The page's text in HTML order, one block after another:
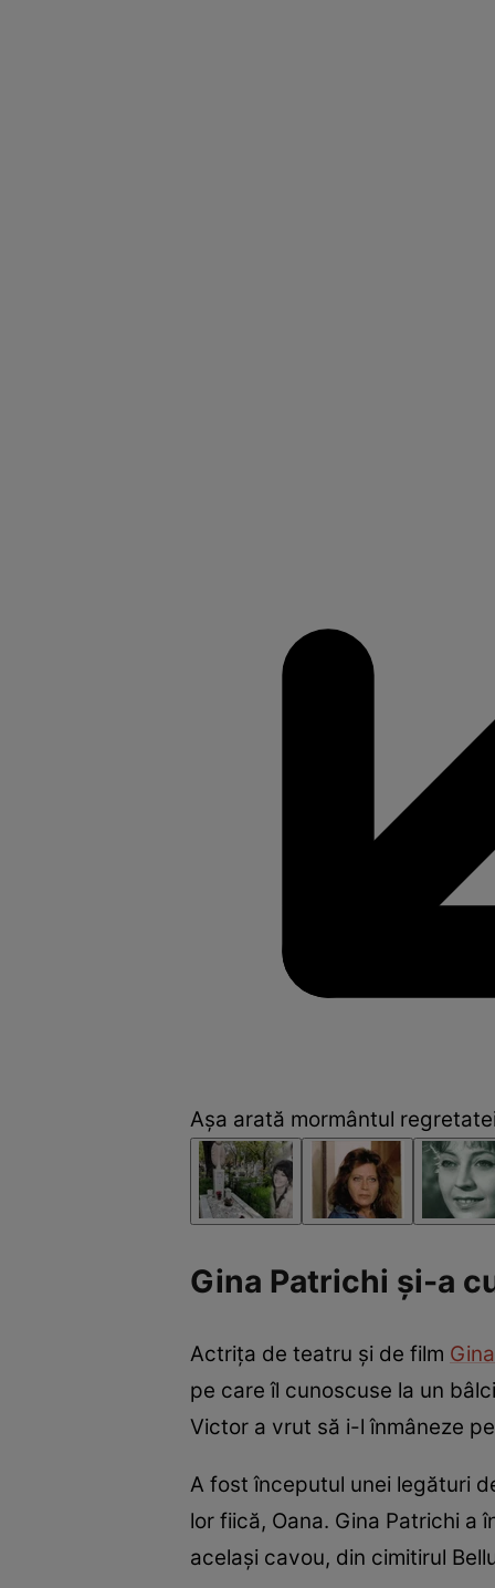
Așa arată mormântul
Gina Patrichi și-a
Actrița de teatru și de film
pe care îl cunoscuse la un
Victor a vrut să i-l înmâneze
A fost începutul unei legături
lor fiică, Oana. Gina Patrichi a
același cavou, din cimitirul